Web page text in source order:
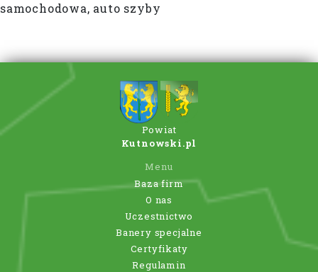
samochodowa, auto szyby
Powiat
Kutnowski.pl
Menu
Baza firm
O nas
Uczestnictwo
Banery specjalne
Certyfikaty
Regulamin